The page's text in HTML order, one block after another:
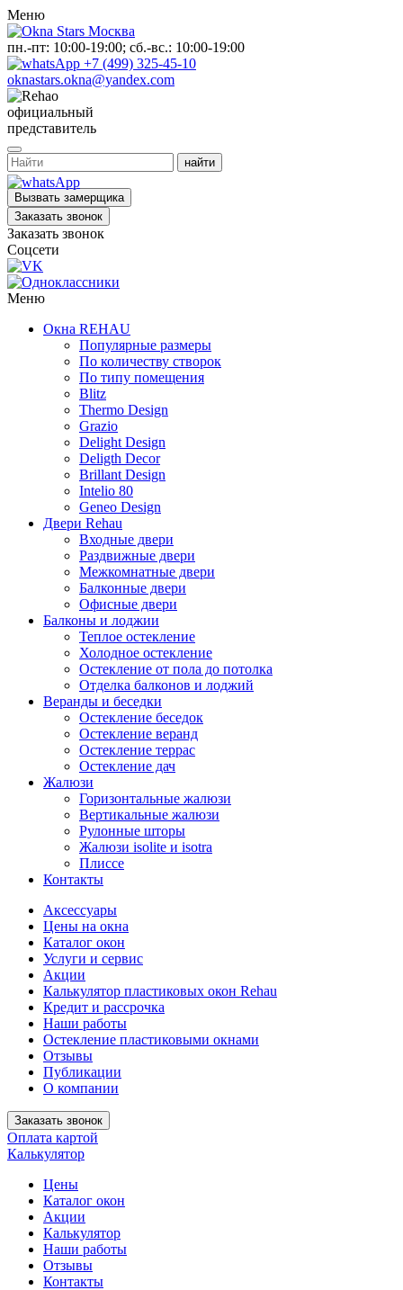
Меню
пн.-пт: 10:00-19:00; сб.-вс.: 10:00-19:00
+7 (499) 325-45-10
oknastars.okna@yandex.com
официальный
представитель
Вызвать замерщика
Заказать звонок
Заказать звонок
Соцсети
Меню
Окна REHAU
Популярные размеры
По количеству створок
По типу помещения
Blitz
Thermo Design
Grazio
Delight Design
Deligth Decor
Brillant Design
Intelio 80
Geneo Design
Двери Rehau
Входные двери
Раздвижные двери
Межкомнатные двери
Балконные двери
Офисные двери
Балконы и лоджии
Теплое остекление
Холодное остекление
Остекление от пола до потолка
Отделка балконов и лоджий
Веранды и беседки
Остекление беседок
Остекление веранд
Остекление террас
Остекление дач
Жалюзи
Горизонтальные жалюзи
Вертикальные жалюзи
Рулонные шторы
Жалюзи isolite и isotra
Плиссе
Контакты
Аксессуары
Цены на окна
Каталог окон
Услуги и сервис
Акции
Калькулятор пластиковых окон Rehau
Кредит и рассрочка
Наши работы
Остекление пластиковыми окнами
Отзывы
Публикации
О компании
Заказать звонок
Оплата картой
Калькулятор
Цены
Каталог окон
Акции
Калькулятор
Наши работы
Отзывы
Контакты